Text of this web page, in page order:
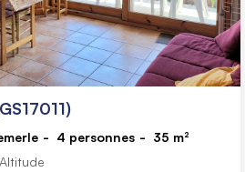
4 personnes 35 m²